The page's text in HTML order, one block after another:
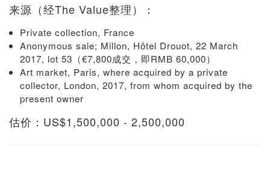
来源（经The Value整理）：
Private collection, France
Anonymous sale; Millon, Hôtel Drouot, 22 March
2017, lot 53（€7,800成交，即RMB 60,000）
Art market, Paris, where acquired by a private
collector, London, 2017, from whom acquired by the
present owner
估价：US$1,500,000 - 2,500,000